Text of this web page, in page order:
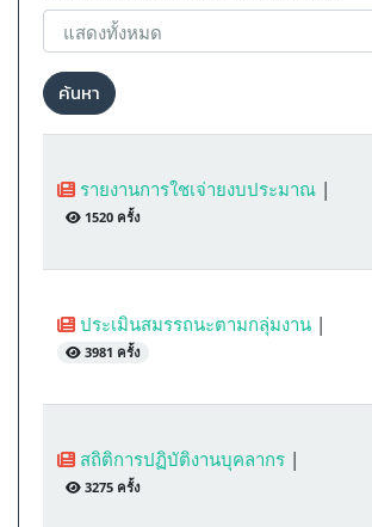
ค้นหา
รายงานการใชเจ่ายงบประมาณ |
1520 ครั้ง
ประเมินสมรรถนะตามกลุ่มงาน |
3981 ครั้ง
สถิติการปฏิบัติงานบุคลากร |
3275 ครั้ง